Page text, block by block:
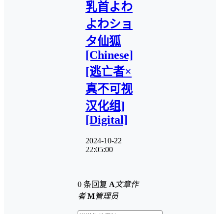
乳首よわ
よわショ
タ仙狐
[Chinese]
[逃亡者×
真不可视
汉化组]
[Digital]
2024-10-22
22:05:00
0 条回复 A 文章作
者 M管理员